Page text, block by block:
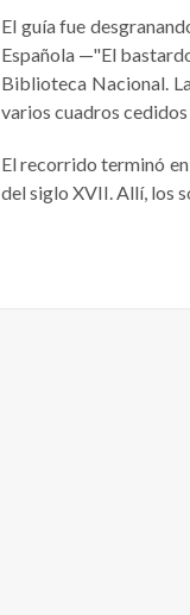
El guía fue
Española —"El
Biblioteca Nacional.
varios cuadros
El recorrido terminó
del siglo XVII. Allí, los